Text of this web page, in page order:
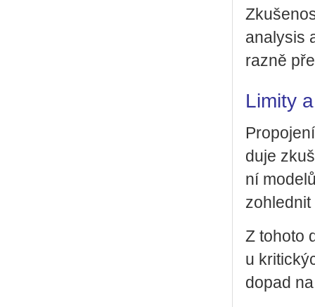
ana­ly­sis
raz­ně
Limity
du­je
ní
Z to­ho­to
u
dopad